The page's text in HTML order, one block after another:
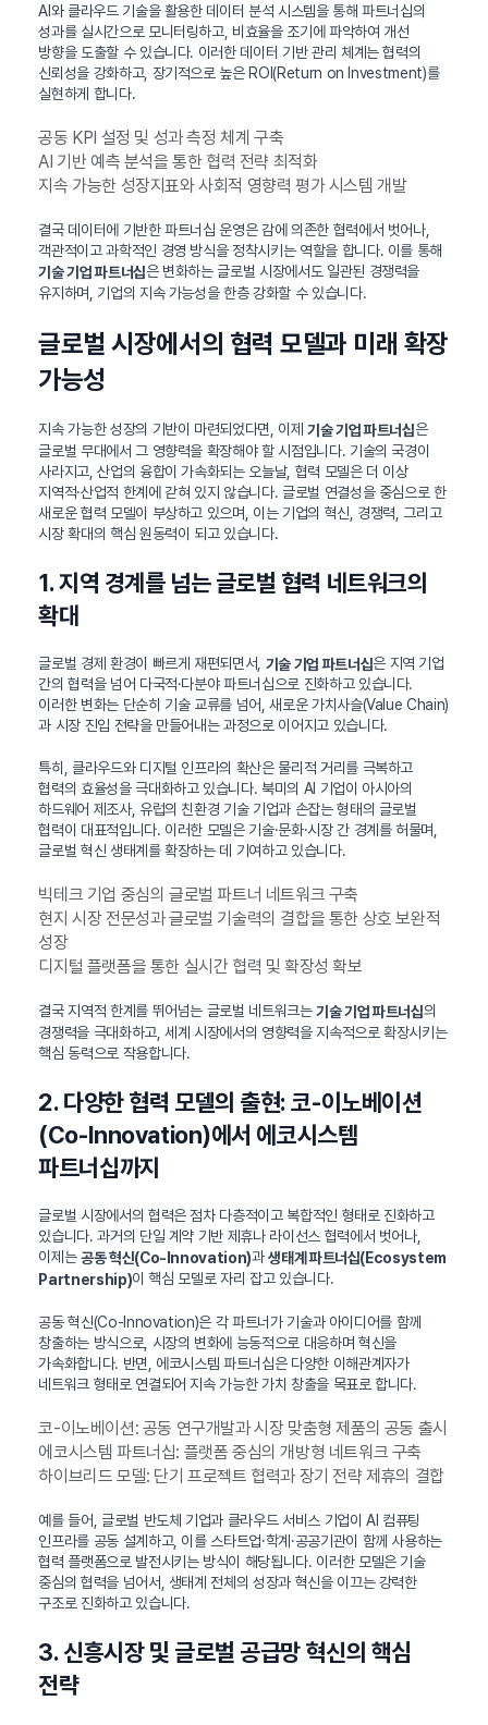
AI와 클라우드 기술을 활용한 데이터 분석 시스템을 통해 파트너십의
성과를 실시간으로 모니터링하고, 비효율을 조기에 파악하여 개선
방향을 도출할 수 있습니다. 이러한 데이터 기반 관리 체계는 협력의
신뢰성을 강화하고, 장기적으로 높은 ROI(Return on Investment)를
실현하게 합니다.
공동 KPI 설정 및 성과 측정 체계 구축
AI 기반 예측 분석을 통한 협력 전략 최적화
지속 가능한 성장지표와 사회적 영향력 평가 시스템 개발
결국 데이터에 기반한 파트너십 운영은 감에 의존한 협력에서 벗어나,
객관적이고 과학적인 경영 방식을 정착시키는 역할을 합니다. 이를 통해
기술 기업 파트너십은 변화하는 글로벌 시장에서도 일관된 경쟁력을
유지하며, 기업의 지속 가능성을 한층 강화할 수 있습니다.
글로벌 시장에서의 협력 모델과 미래 확장
가능성
지속 가능한 성장의 기반이 마련되었다면, 이제기술 기업 파트너십은
글로벌 무대에서 그 영향력을 확장해야 할 시점입니다. 기술의 국경이
사라지고, 산업의 융합이 가속화되는 오늘날, 협력 모델은 더 이상
지역적·산업적 한계에 갇혀 있지 않습니다. 글로벌 연결성을 중심으로 한
새로운 협력 모델이 부상하고 있으며, 이는 기업의 혁신, 경쟁력, 그리고
시장 확대의 핵심 원동력이 되고 있습니다.
1. 지역 경계를 넘는 글로벌 협력 네트워크의
확대
글로벌 경제 환경이 빠르게 재편되면서, 기술 기업 파트너십은 지역 기업
간의 협력을 넘어 다국적·다분야 파트너십으로 진화하고 있습니다.
이러한 변화는 단순히 기술 교류를 넘어, 새로운 가치사슬(Value Chain)
과 시장 진입 전략을 만들어내는 과정으로 이어지고 있습니다.
특히, 클라우드와 디지털 인프라의 확산은 물리적 거리를 극복하고
협력의 효율성을 극대화하고 있습니다. 북미의 AI 기업이 아시아의
하드웨어 제조사, 유럽의 친환경 기술 기업과 손잡는 형태의 글로벌
협력이 대표적입니다. 이러한 모델은 기술·문화·시장 간 경계를 허물며,
글로벌 혁신 생태계를 확장하는 데 기여하고 있습니다.
빅테크 기업 중심의 글로벌 파트너 네트워크 구축
현지 시장 전문성과 글로벌 기술력의 결합을 통한 상호 보완적
성장
디지털 플랫폼을 통한 실시간 협력 및 확장성 확보
결국 지역적 한계를 뛰어넘는 글로벌 네트워크는기술 기업 파트너십의
경쟁력을 극대화하고, 세계 시장에서의 영향력을 지속적으로 확장시키는
핵심 동력으로 작용합니다.
2. 다양한 협력 모델의 출현: 코-이노베이션
(Co-Innovation)에서 에코시스템
파트너십까지
글로벌 시장에서의 협력은 점차 다층적이고 복합적인 형태로 진화하고
있습니다. 과거의 단일 계약 기반 제휴나 라이선스 협력에서 벗어나,
이제는공동 혁신(Co-Innovation)과생태계 파트너십(Ecosystem
Partnership)이 핵심 모델로 자리 잡고 있습니다.
공동 혁신(Co-Innovation)은 각 파트너가 기술과 아이디어를 함께
창출하는 방식으로, 시장의 변화에 능동적으로 대응하며 혁신을
가속화합니다. 반면, 에코시스템 파트너십은 다양한 이해관계자가
네트워크 형태로 연결되어 지속 가능한 가치 창출을 목표로 합니다.
코-이노베이션: 공동 연구개발과 시장 맞춤형 제품의 공동 출시
에코시스템 파트너십: 플랫폼 중심의 개방형 네트워크 구축
하이브리드 모델: 단기 프로젝트 협력과 장기 전략 제휴의 결합
예를 들어, 글로벌 반도체 기업과 클라우드 서비스 기업이 AI 컴퓨팅
인프라를 공동 설계하고, 이를 스타트업·학계·공공기관이 함께 사용하는
협력 플랫폼으로 발전시키는 방식이 해당됩니다. 이러한 모델은 기술
중심의 협력을 넘어서, 생태계 전체의 성장과 혁신을 이끄는 강력한
구조로 진화하고 있습니다.
3. 신흥시장 및 글로벌 공급망 혁신의 핵심
전략